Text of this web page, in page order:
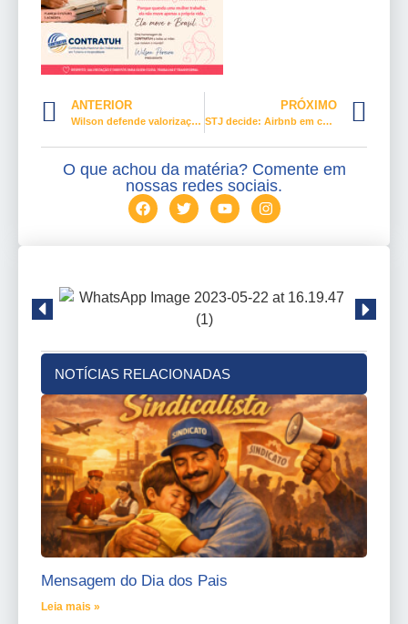
ANTERIOR
Wilson defende valorização do trabalhador na 68ª reunião do CNT
PRÓXIMO
STJ decide: Airbnb em condomínio só com aprovação dos moradores
O que achou da matéria? Comente em
nossas redes sociais.
NOTÍCIAS RELACIONADAS
Mensagem do Dia dos Pais
Leia mais »